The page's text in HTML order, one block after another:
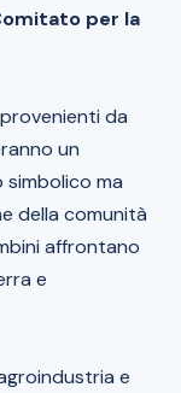
per la
da
un
simbolico ma
della comunità
affrontano
e
e